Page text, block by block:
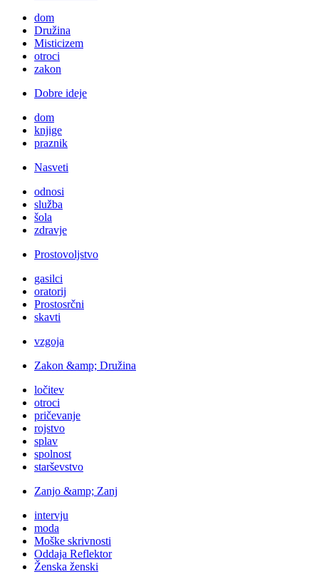
dom
Družina
Misticizem
otroci
zakon
Dobre ideje
dom
knjige
praznik
Nasveti
odnosi
služba
šola
zdravje
Prostovoljstvo
gasilci
oratorij
Prostosrčni
skavti
vzgoja
Zakon &amp; Družina
ločitev
otroci
pričevanje
rojstvo
splav
spolnost
starševstvo
Zanjo &amp; Zanj
intervju
moda
Moške skrivnosti
Oddaja Reflektor
Ženska ženski